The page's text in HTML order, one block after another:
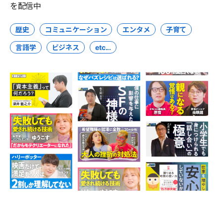
を配信中
歴史 コミュニケーション エンタメ 子育て
言語学 ビジネス etc...